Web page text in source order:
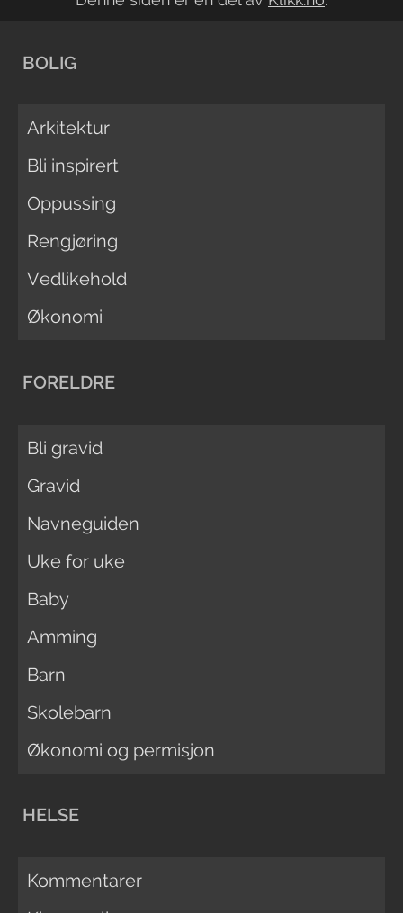
BOLIG
Arkitektur
Bli inspirert
Oppussing
Rengjøring
Vedlikehold
Økonomi
FORELDRE
Bli gravid
Gravid
Navneguiden
Uke for uke
Baby
Amming
Barn
Skolebarn
Økonomi og permisjon
HELSE
Kommentarer